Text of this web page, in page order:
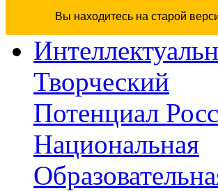
Вы находитесь на старой
Творческий
Потенциал
Национальная